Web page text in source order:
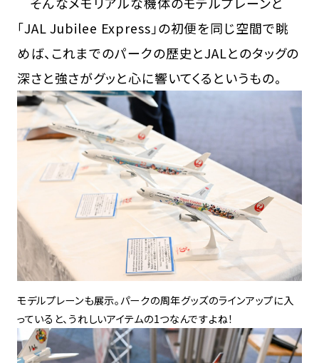
「JAL Jubilee Express」の初便を同じ空間で眺
めば、これまでのパークの歴史とJALとのタッグの
深さと強さがグッと心に響いてくるというもの。
モデルプレーンも展示。パークの周年グッズのラインアップに入
っていると、うれしいアイテムの1つなんですよね！